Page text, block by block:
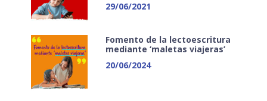
29/06/2021
Fomento de la lectoescritura
mediante ‘maletas viajeras’
20/06/2024